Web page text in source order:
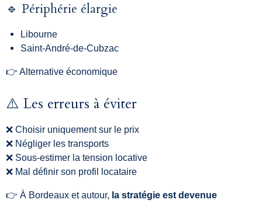
🔹 Périphérie élargie
Libourne
Saint-André-de-Cubzac
👉 Alternative économique
⚠️ Les erreurs à éviter
❌ Choisir uniquement sur le prix
❌ Négliger les transports
❌ Sous-estimer la tension locative
❌ Mal définir son profil locataire
👉 À Bordeaux et autour, la stratégie est devenue